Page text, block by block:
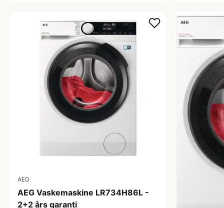
AEG
AEG Vaskemaskine LR734H86L -
2+2 års garanti